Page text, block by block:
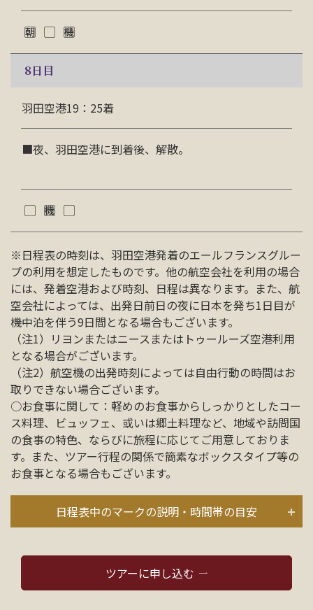
8日目
羽田空港19：25着
■夜、羽田空港に到着後、解散。
※日程表の時刻は、羽田空港発着のエールフランスグルー
プの利用を想定したものです。他の航空会社を利用の場合
には、発着空港および時刻、日程は異なります。また、航
空会社によっては、出発日前日の夜に日本を発ち1日目が
機中泊を伴う9日間となる場合もございます。
（注1）リヨンまたはニースまたはトゥールーズ空港利用
となる場合がございます。
（注2）航空機の出発時刻によっては自由行動の時間はお
取りできない場合ございます。
○お食事に関して：軽めのお食事からしっかりとしたコー
ス料理、 ビュッフェ、或いは郷土料理など、地域や訪問国
の食事の特色、 ならびに旅程に応じてご用意しておりま
す。また、 ツアー行程の関係で簡素なボックスタイプ等の
お食事となる場合も ございます。
日程表中のマークの説明・時間帯の目安
ツアーに申し込む